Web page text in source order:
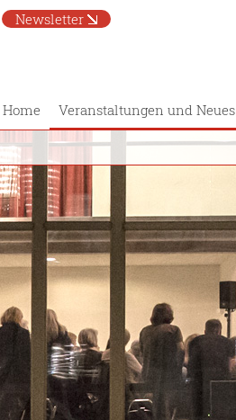
Newsletter
Home Veranstaltungen und Neues